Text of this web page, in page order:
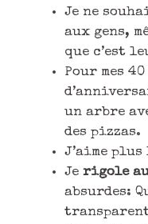
Je ne
aux gens,
que c’est
Pour mes
un arbre
des pizzas.
J’aime
Je rigole
absurdes: